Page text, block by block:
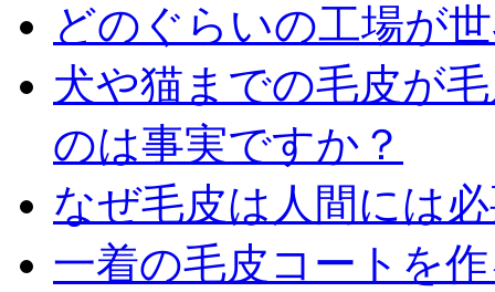
どのぐらいの工場が
犬や猫までの毛皮が
のは事実ですか？
なぜ毛皮は人間には
一着の毛皮コートを